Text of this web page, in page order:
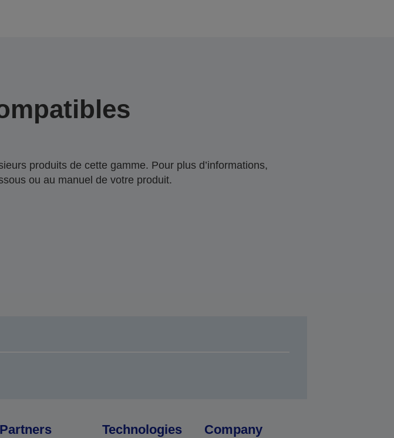
produits de cette gamme. Pour plus d’informations,
ou au manuel de votre produit.
Partners Technologies Company